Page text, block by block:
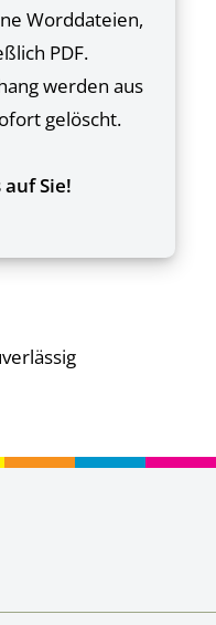
Worddateien,
PDF.
werden aus
gelöscht.
Sie!